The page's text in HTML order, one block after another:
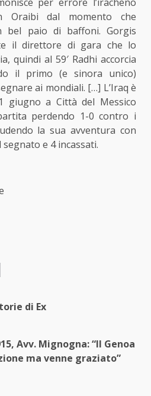
Oraibi dal momento che
bel paio di baffoni. Gorgis
il direttore di gara che lo
quindi al 59′ Radhi accorcia
il primo (e sinora unico)
ai mondiali. […] L’Iraq è
giugno a Città del Messico
perdendo 1-0 contro i
la sua avventura con
e 4 incassati.
di Ex
Avv. Mignogna: “Il Genoa
ma venne graziato”